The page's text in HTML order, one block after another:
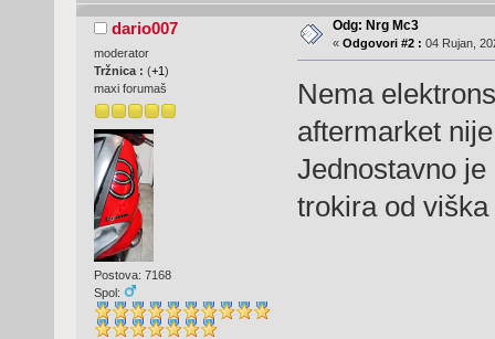
dario007
moderator
Tržnica : (+1)
maxi forumaš
Postova: 7168
Spol:
Odg: Nrg Mc3
« Odgovori #2 : 04 Rujan,
Nema
aftermarket
Jednostavno
trokira od